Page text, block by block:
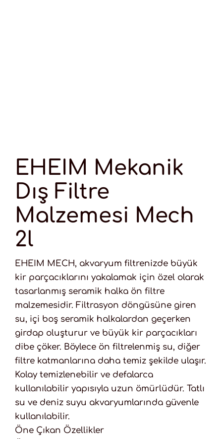
EHEIM Mekanik
Dış Filtre
Malzemesi Mech
2l
EHEIM MECH, akvaryum filtrenizde büyük
kir parçacıklarını yakalamak için özel olarak
tasarlanmış seramik halka ön filtre
malzemesidir. Filtrasyon döngüsüne giren
su, içi boş seramik halkalardan geçerken
girdap oluşturur ve büyük kir parçacıkları
dibe çöker. Böylece ön filtrelenmiş su, diğer
filtre katmanlarına daha temiz şekilde ulaşır.
Kolay temizlenebilir ve defalarca
kullanılabilir yapısıyla uzun ömürlüdür. Tatlı
su ve deniz suyu akvaryumlarında güvenle
kullanılabilir.
Öne Çıkan Özellikler